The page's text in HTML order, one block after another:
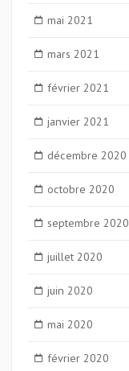
mai 2021
mars 2021
février 2021
janvier 2021
décembre 2020
octobre 2020
septembre 2020
juillet 2020
juin 2020
mai 2020
février 2020